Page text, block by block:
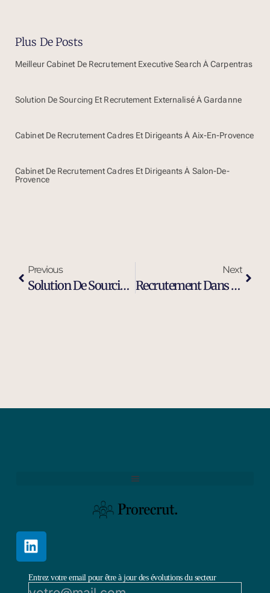
Plus De Posts
Meilleur Cabinet De Recrutement Executive Search À Carpentras
Solution De Sourcing Et Recrutement Externalisé À Gardanne
Cabinet De Recrutement Cadres Et Dirigeants À Aix-En-Provence
Cabinet De Recrutement Cadres Et Dirigeants À Salon-De-
Provence
Previous
Solution De Sourcing Et Recrutement Externalisé À Fos-Sur-Mer
Next
Recrutement Dans L’industrie À Fos-Sur-Mer
Entrez votre email pour être à jour des évolutions du secteur